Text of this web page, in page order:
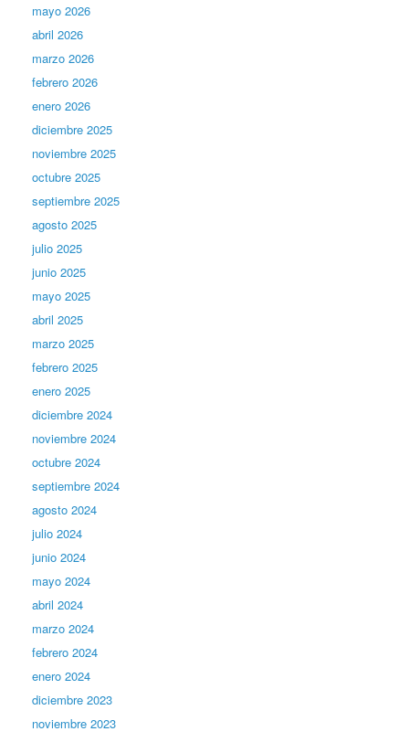
mayo 2026
abril 2026
marzo 2026
febrero 2026
enero 2026
diciembre 2025
noviembre 2025
octubre 2025
septiembre 2025
agosto 2025
julio 2025
junio 2025
mayo 2025
abril 2025
marzo 2025
febrero 2025
enero 2025
diciembre 2024
noviembre 2024
octubre 2024
septiembre 2024
agosto 2024
julio 2024
junio 2024
mayo 2024
abril 2024
marzo 2024
febrero 2024
enero 2024
diciembre 2023
noviembre 2023